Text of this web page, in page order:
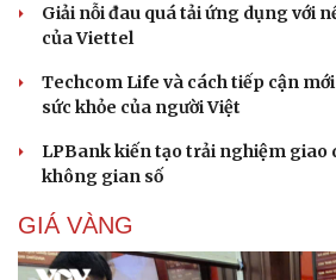
Giải nỗi đau quá tải ứng dụng với
của Viettel
Techcom Life và cách tiếp cận
sức khỏe của người Việt
LPBank kiến tạo trải nghiệm giao
không gian số
GIÁ VÀNG